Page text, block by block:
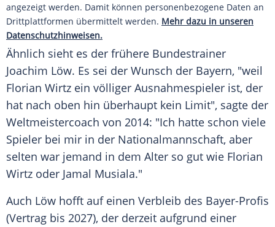
angezeigt werden. Damit können personenbezogene Daten an
Drittplattformen übermittelt werden. Mehr dazu in unseren
Datenschutzhinweisen.
Ähnlich sieht es der frühere Bundestrainer
Joachim Löw. Es sei der Wunsch der Bayern, "weil
Florian Wirtz ein völliger Ausnahmespieler ist, der
hat nach oben hin überhaupt kein Limit", sagte der
Weltmeistercoach von 2014: "Ich hatte schon viele
Spieler bei mir in der Nationalmannschaft, aber
selten war jemand in dem Alter so gut wie Florian
Wirtz oder Jamal Musiala."
Auch Löw hofft auf einen Verbleib des Bayer-Profis
(Vertrag bis 2027), der derzeit aufgrund einer